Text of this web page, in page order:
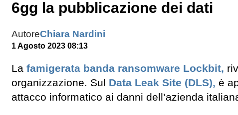
6gg la pubblicazione dei dati
AutoreChiara Nardini
1 Agosto 2023 08:13
La famigerata banda ransomware Lockbit,
organizzazione. Sul Data Leak Site (DLS), è
attacco informatico ai danni dell’azienda